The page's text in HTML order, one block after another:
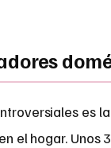
es
el hogar.